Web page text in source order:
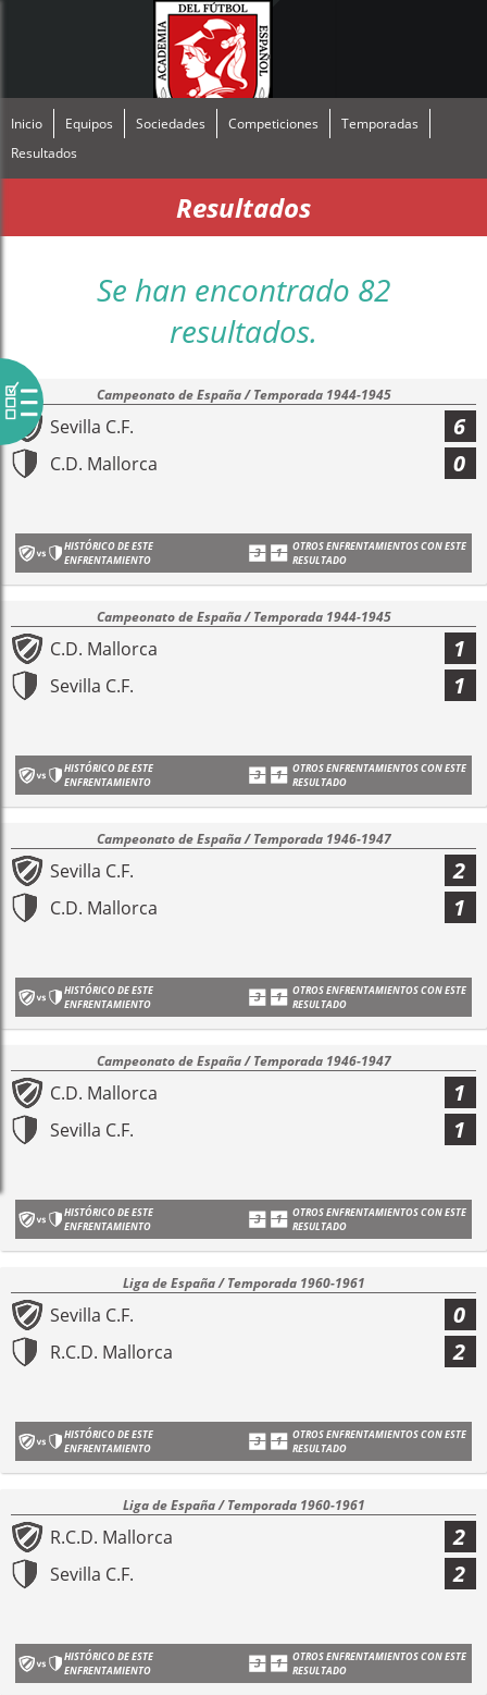
Inicio Equipos Sociedades Competiciones
Temporadas
Resultados
Resultados
Se han encontrado 82
resultados.
Campeonato de España / Temporada 1944-1945
Sevilla C.F. 6
C.D. Mallorca 0
HISTÓRICO DE ESTE
ENFRENTAMIENTO
OTROS ENFRENTAMIENTOS CON ESTE
RESULTADO
Campeonato de España / Temporada 1944-1945
C.D. Mallorca 1
Sevilla C.F. 1
HISTÓRICO DE ESTE
ENFRENTAMIENTO
OTROS ENFRENTAMIENTOS CON ESTE
RESULTADO
Campeonato de España / Temporada 1946-1947
Sevilla C.F. 2
C.D. Mallorca 1
HISTÓRICO DE ESTE
ENFRENTAMIENTO
OTROS ENFRENTAMIENTOS CON ESTE
RESULTADO
Campeonato de España / Temporada 1946-1947
C.D. Mallorca 1
Sevilla C.F. 1
HISTÓRICO DE ESTE
ENFRENTAMIENTO
OTROS ENFRENTAMIENTOS CON ESTE
RESULTADO
Liga de España / Temporada 1960-1961
Sevilla C.F. 0
R.C.D. Mallorca 2
HISTÓRICO DE ESTE
ENFRENTAMIENTO
OTROS ENFRENTAMIENTOS CON ESTE
RESULTADO
Liga de España / Temporada 1960-1961
R.C.D. Mallorca 2
Sevilla C.F. 2
HISTÓRICO DE ESTE
ENFRENTAMIENTO
OTROS ENFRENTAMIENTOS CON ESTE
RESULTADO